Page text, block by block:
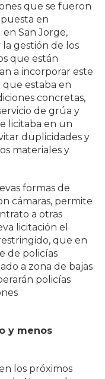
que se fueron
en
San Jorge,
la gestión de los
que están
a incorporar este
que estaba en
concretas,
de grúa y
licitaba en un
duplicidades y
materiales y
formas de
cámaras, permite
a otras
licitación el
que en
de policías
a zona de bajas
policías
y menos
los próximos